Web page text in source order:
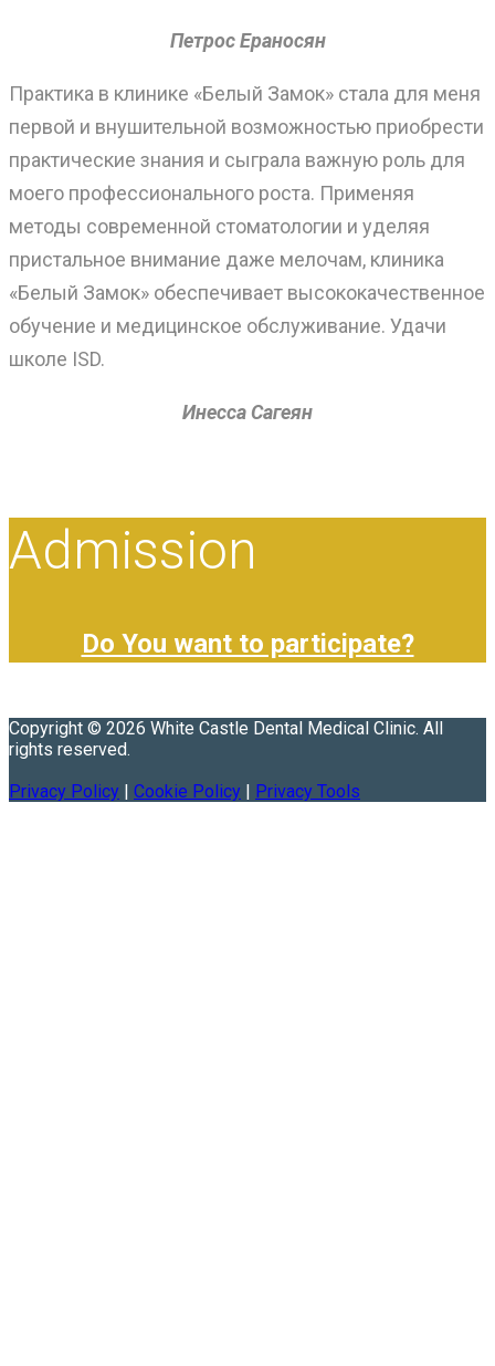
Петрос Ераносян
Практика в клинике «Белый Замок» стала для меня
первой и внушительной возможностью приобрести
практические знания и сыграла важную роль для
моего профессионального роста. Применяя
методы современной стоматологии и уделяя
пристальное внимание даже мелочам, клиника
«Белый Замок» обеспечивает высококачественное
обучение и медицинское обслуживание. Удачи
школе ISD.
Инесса Сагеян
Admission
Do You want to participate?
Copyright © 2026 White Castle Dental Medical Clinic. All
rights reserved.
Privacy Policy
Cookie Policy Privacy Tools